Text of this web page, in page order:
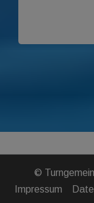
©
Impressum